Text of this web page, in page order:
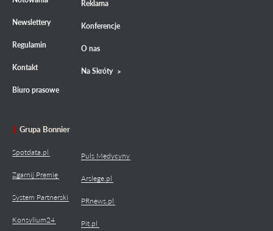
Newslettery
Regulamin
Kontakt
Biuro prasowe
Reklama
Konferencje
O nas
Na Skróty
Grupa Bonnier
Spotdata.pl
Zgarnij Premię
System Partnerski
Konsylium24
Puls Medycyny
Arslege.pl
PRnews.pl
Pit.pl